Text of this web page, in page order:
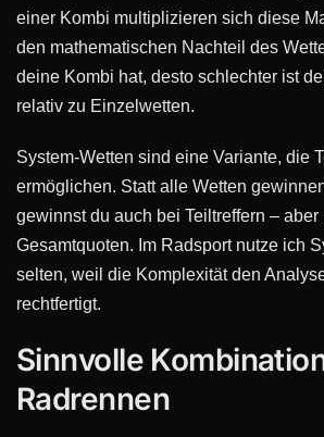
einer Kombi multiplizieren sich diese
den mathematischen Nachteil des
deine Kombi hat, desto schlechter ist
relativ zu Einzelwetten.
System-Wetten sind eine Variante, die
ermöglichen. Statt alle Wetten
gewinnst du auch bei Teiltreffern – aber
Gesamtquoten. Im Radsport nutze ich
selten, weil die Komplexität den
rechtfertigt.
Sinnvolle
Radrennen